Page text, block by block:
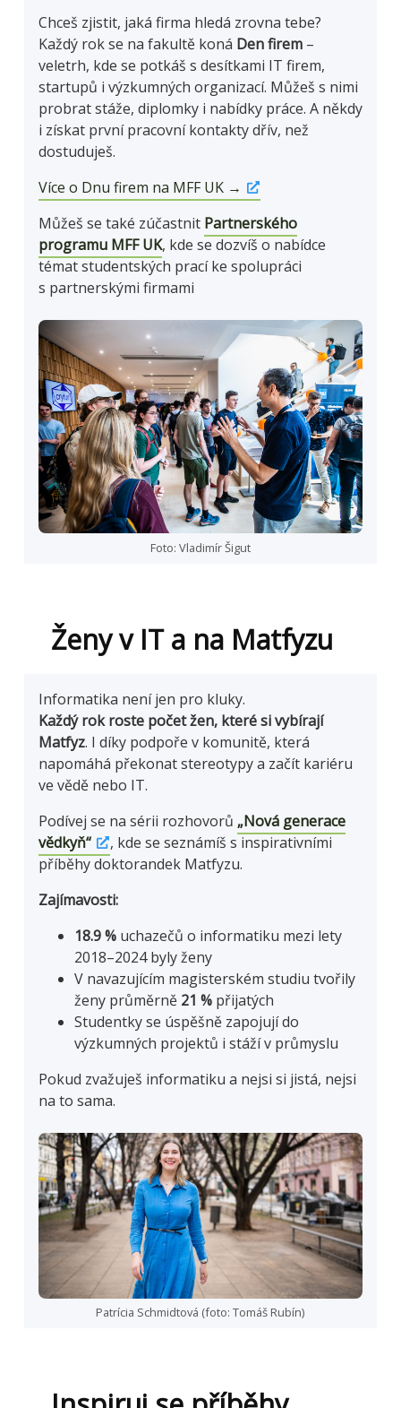
Chceš zjistit, jaká firma hledá zrovna tebe?
Každý rok se na fakultě koná Den firem–
veletrh, kde se potkáš s desítkami IT firem,
startupů i výzkumných organizací. Můžeš s nimi
probrat stáže, diplomky i nabídky práce. A někdy
i získat první pracovní kontakty dřív, než
dostuduješ.
Více o Dnu firem na MFF UK →
Můžeš se také zúčastnit Partnerského
programu MFF UK, kde se dozvíš o nabídce
témat studentských prací ke spolupráci
s partnerskými firmami
Foto: Vladimír Šigut
Ženy v IT a na Matfyzu
Informatika není jen pro kluky.
Každý rok roste počet žen, které si vybírají
Matfyz. I díky podpoře v komunitě, která
napomáhá překonat stereotypy a začít kariéru
ve vědě nebo IT.
Podívej se na sérii rozhovorů „Nová generace
vědkyň“
, kde se seznámíš s inspirativními
příběhy doktorandek Matfyzu.
Zajímavosti:
18.9 %uchazečů o informatiku mezi lety
2018–2024 byly ženy
V navazujícím magisterském studiu tvořily
ženy průměrně 21 %přijatých
Studentky se úspěšně zapojují do
výzkumných projektů i stáží v průmyslu
Pokud zvažuješ informatiku a nejsi si jistá, nejsi
na to sama.
Patrícia Schmidtová (foto: Tomáš Rubín)